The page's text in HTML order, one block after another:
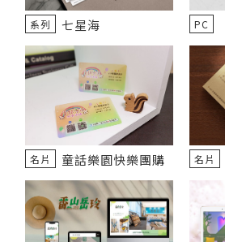
七星海
系列 PC
童話樂園快樂團購
名片 名片